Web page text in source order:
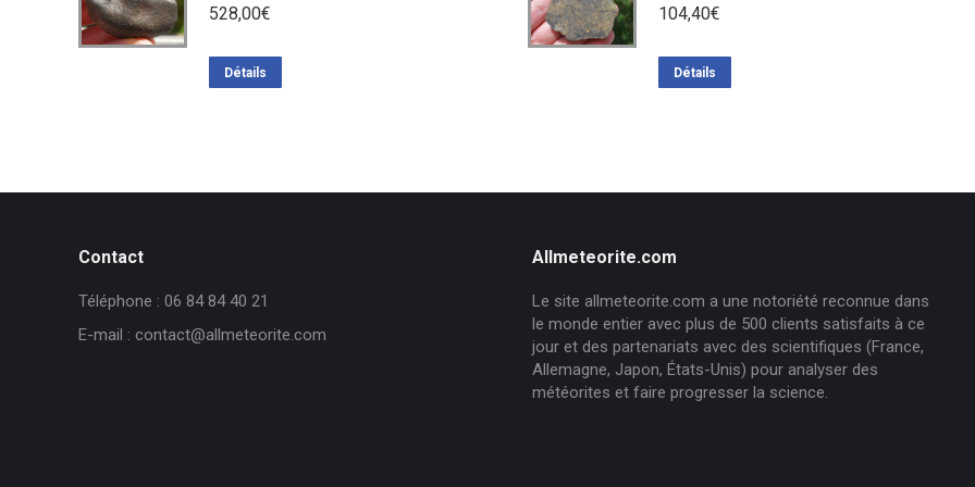
528,00€
Détails
104,40€
Détails
Contact
Téléphone : 06 84 84 40 21
E-mail : contact@allmeteorite.com
Allmeteorite.com
Le site allmeteorite.com a une notoriété reconnue dans
le monde entier avec plus de 500 clients satisfaits à ce
jour et des partenariats avec des scientifiques (France,
Allemagne, Japon, États-Unis) pour analyser des
météorites et faire progresser la science.